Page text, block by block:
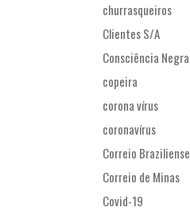
churrasqueiros
Clientes S/A
Consciência Negra
copeira
corona vírus
coronavírus
Correio Braziliense
Correio de Minas
Covid-19